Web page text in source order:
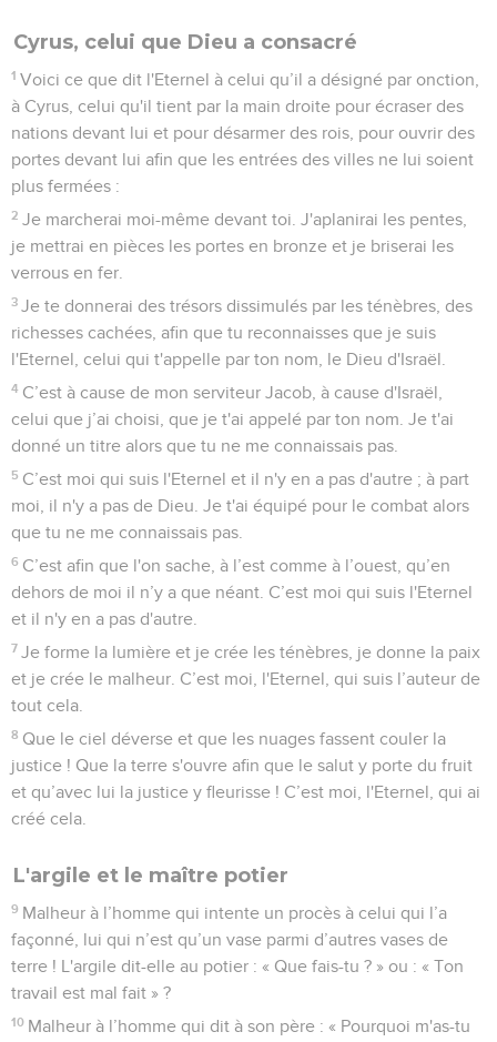
Cyrus, celui que Dieu a consacré
1 Voici ce que dit l'Eternel à celui qu’il a désigné par onction,
à Cyrus, celui qu'il tient par la main droite pour écraser des
nations devant lui et pour désarmer des rois, pour ouvrir des
portes devant lui afin que les entrées des villes ne lui soient
plus fermées :
2 Je marcherai moi-même devant toi. J'aplanirai les pentes,
je mettrai en pièces les portes en bronze et je briserai les
verrous en fer.
3 Je te donnerai des trésors dissimulés par les ténèbres, des
richesses cachées, afin que tu reconnaisses que je suis
l'Eternel, celui qui t'appelle par ton nom, le Dieu d'Israël.
4 C’est à cause de mon serviteur Jacob, à cause d'Israël,
celui que j’ai choisi, que je t'ai appelé par ton nom. Je t'ai
donné un titre alors que tu ne me connaissais pas.
5 C’est moi qui suis l'Eternel et il n'y en a pas d'autre ; à part
moi, il n'y a pas de Dieu. Je t'ai équipé pour le combat alors
que tu ne me connaissais pas.
6 C’est afin que l'on sache, à l’est comme à l’ouest, qu’en
dehors de moi il n’y a que néant. C’est moi qui suis l'Eternel
et il n'y en a pas d'autre.
7 Je forme la lumière et je crée les ténèbres, je donne la paix
et je crée le malheur. C’est moi, l'Eternel, qui suis l’auteur de
tout cela.
8 Que le ciel déverse et que les nuages fassent couler la
justice ! Que la terre s'ouvre afin que le salut y porte du fruit
et qu’avec lui la justice y fleurisse ! C’est moi, l'Eternel, qui ai
créé cela.
L'argile et le maître potier
9 Malheur à l’homme qui intente un procès à celui qui l’a
façonné, lui qui n’est qu’un vase parmi d’autres vases de
terre ! L'argile dit-elle au potier : « Que fais-tu ? » ou : « Ton
travail est mal fait » ?
10 Malheur à l’homme qui dit à son père : « Pourquoi m'as-tu